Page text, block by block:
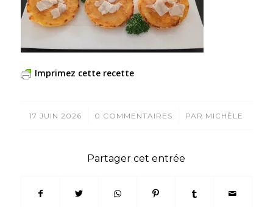
Imprimez cette recette
17 JUIN 2026
/ 0 COMMENTAIRES
/ PAR MICHÈLE
Partager cet entrée